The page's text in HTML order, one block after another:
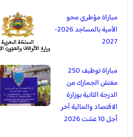
مباراة مؤطري محو
الأمية بالمساجد 2026-
2027
مباراة توظيف 250
مفتش الجمارك من
الدرجة الثانية بوزارة
الاقتصاد والمالية آخر
أجل 10 غشت 2026